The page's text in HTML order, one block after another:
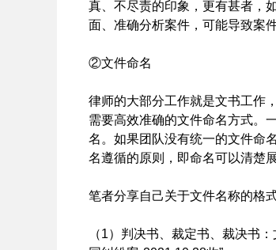
真、不尽责的印象，更有甚者，
面、准确分析案件，可能导致案
②文件命名
律师的大部分工作就是文书工作
需要高效准确的文件命名方式。
名。如果团队没有统一的文件命
名遵循的原则，即命名可以清楚
笔者分享自己关于文件名称的格
（1）判决书、裁定书、裁决书